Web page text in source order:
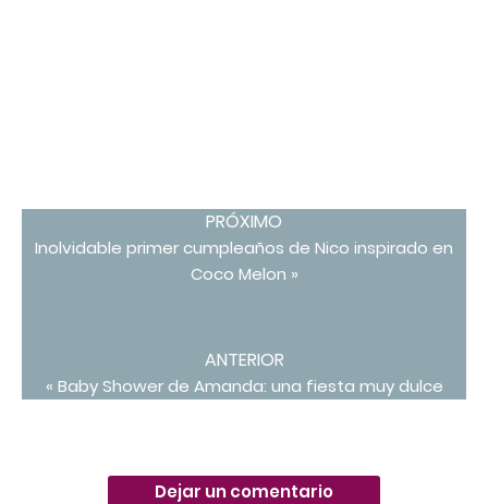
PRÓXIMO
Inolvidable primer cumpleaños de Nico inspirado en
Coco Melon »
ANTERIOR
« Baby Shower de Amanda: una fiesta muy dulce
Dejar un comentario